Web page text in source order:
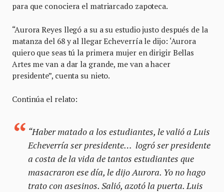
para que conociera el matriarcado zapoteca.
“Aurora Reyes llegó a su a su estudio justo después de la
matanza del 68 y al llegar Echeverría le dijo: ‘Aurora
quiero que seas tú la primera mujer en dirigir Bellas
Artes me van a dar la grande, me van a hacer
presidente”, cuenta su nieto.
Continúa el relato:
“Haber matado a los estudiantes, le valió a Luis
Echeverría ser presidente… logró ser presidente
a costa de la vida de tantos estudiantes que
masacraron ese día, le dijo Aurora. Yo no hago
trato con asesinos. Salió, azotó la puerta. Luis